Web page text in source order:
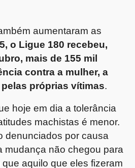
aumentaram as
o Ligue 180 recebeu,
mais de 155 mil
contra a mulher, a
próprias vítimas.
hoje em dia a tolerância
machistas é menor.
denunciados por causa
mudança não chegou para
aquilo que eles fizeram